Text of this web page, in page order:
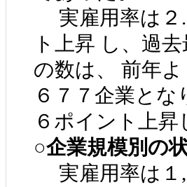
実雇用率は２.
ト上昇 し、過
の数は、 前年
６７７企業と
６ポイント上
○企業規模別の
実雇用率は１,